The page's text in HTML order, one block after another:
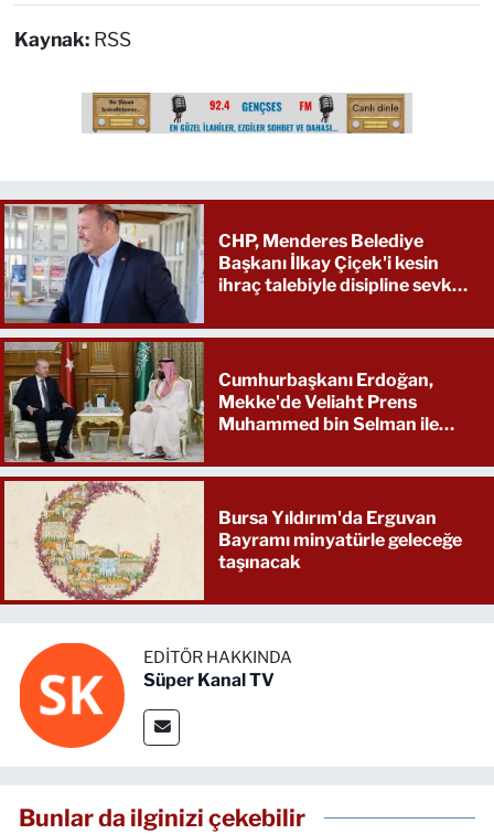
Kaynak: RSS
CHP, Menderes Belediye
Başkanı İlkay Çiçek'i kesin
ihraç talebiyle disipline sevk
Cumhurbaşkanı Erdoğan,
Mekke'de Veliaht Prens
Muhammed bin Selman ile
Bursa Yıldırım'da Erguvan
Bayramı minyatürle geleceğe
taşınacak
EDITÖR HAKKINDA
Süper Kanal TV
Bunlar da ilginizi çekebilir